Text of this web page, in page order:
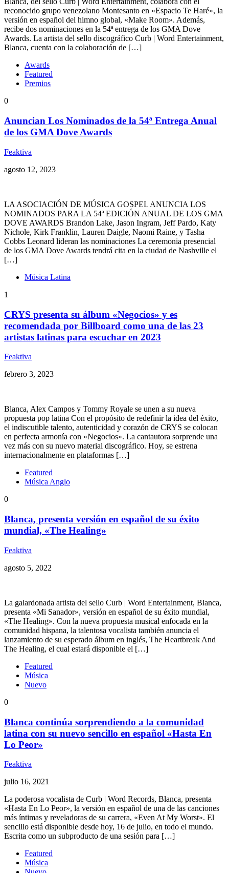
reconocido grupo venezolano Montesanto en «Espacio Te Haré», la
versión en español del himno global, «Make Room». Además,
recibe dos nominaciones en la 54ª entrega de los GMA Dove
Awards. La artista del sello discográfico Curb | Word Entertainment,
Blanca, cuenta con la colaboración de […]
Awards
Featured
Premios
0
Anuncian Los Nominados de la 54ª Entrega Anual
de los GMA Dove Awards
Feaktiva
agosto 12, 2023
LA ASOCIACIÓN DE MÚSICA GOSPEL ANUNCIA LOS
NOMINADOS PARA LA 54ª EDICIÓN ANUAL DE LOS GMA
DOVE AWARDS Brandon Lake, Jason Ingram, Jeff Pardo, Katy
Nichole, Kirk Franklin, Lauren Daigle, Naomi Raine, y Tasha
Cobbs Leonard lideran las nominaciones La ceremonia presencial
de los GMA Dove Awards tendrá cita en la ciudad de Nashville el
[…]
Música Latina
1
CRYS presenta su álbum «Negocios» y es
recomendada por Billboard como una de las 23
artistas latinas para escuchar en 2023
Feaktiva
febrero 3, 2023
Blanca, Alex Campos y Tommy Royale se unen a su nueva
propuesta pop latina Con el propósito de redefinir la idea del éxito,
el indiscutible talento, autenticidad y corazón de CRYS se colocan
en perfecta armonía con «Negocios». La cantautora sorprende una
vez más con su nuevo material discográfico. Hoy, se estrena
internacionalmente en plataformas […]
Featured
Música Anglo
0
Blanca, presenta versión en español de su éxito
mundial, «The Healing»
Feaktiva
agosto 5, 2022
La galardonada artista del sello Curb | Word Entertainment, Blanca,
presenta «Mi Sanador», versión en español de su éxito mundial,
«The Healing». Con la nueva propuesta musical enfocada en la
comunidad hispana, la talentosa vocalista también anuncia el
lanzamiento de su esperado álbum en inglés, The Heartbreak And
The Healing, el cual estará disponible el […]
Featured
Música
Nuevo
0
Blanca continúa sorprendiendo a la comunidad
latina con su nuevo sencillo en español «Hasta En
Lo Peor»
Feaktiva
julio 16, 2021
La poderosa vocalista de Curb | Word Records, Blanca, presenta
«Hasta En Lo Peor», la versión en español de una de las canciones
más íntimas y reveladoras de su carrera, «Even At My Worst». El
sencillo está disponible desde hoy, 16 de julio, en todo el mundo.
Escrita como un subproducto de una sesión para […]
Featured
Música